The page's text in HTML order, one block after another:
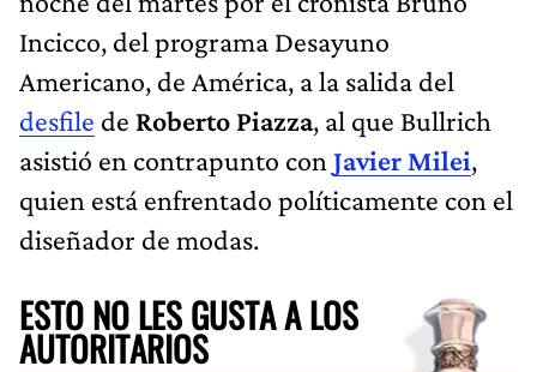
Incicco, del programa Desayuno
Americano, de América, a la salida del
desfile de Roberto Piazza, al que Bullrich
asistió en contrapunto con Javier Milei,
quien está enfrentado políticamente con el
diseñador de modas.
ESTO NO LES GUSTA A LOS
AUTORITARIOS